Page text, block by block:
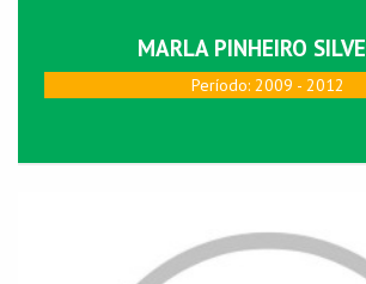
MARLA PINHEIRO
Perí­odo: 2009 - 2012